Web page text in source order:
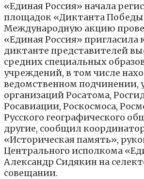
«Единая Россия» начала
площадок «Диктанта
Международную акцию
«Единая Россия» пригласила
диктанте представителей
средних специальных
учреждений, в том числе
ведомственном подчинении,
организаций Росатома,
Росавиации, Роскосмоса,
Русского географического
другие, сообщил
«Историческая память»,
Центрального исполкома
Александр Сидякин на
совещании.